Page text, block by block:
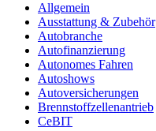
Allgemein
Ausstattung & Zubehör
Autobranche
Autofinanzierung
Autonomes Fahren
Autoshows
Autoversicherungen
Brennstoffzellenantrieb
CeBIT